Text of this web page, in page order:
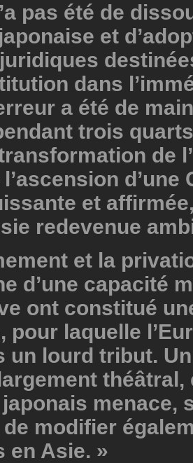
pas été de
et
dans
a été de
trois
de
d’une
et
redevenue
et la
d’une capacité
ont constitué
pour laquelle
un lourd tribut.
théâtral,
menace,
modifier
en Asie. »